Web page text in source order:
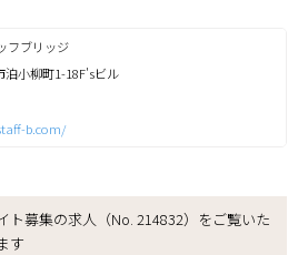
フブリッジ
泊小柳町1-18F'sビル
b.com/
ト募集の求人（No. 214832）をご覧いた
す